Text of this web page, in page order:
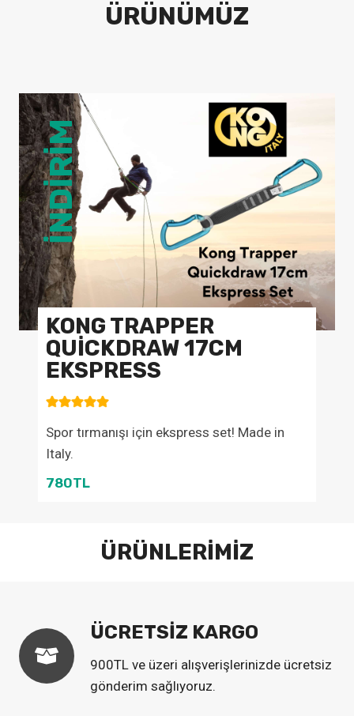
ÜRÜNÜMÜZ
İNDİRİM
KONG TRAPPER
QUICKDRAW 17CM
EKSPRESS
Spor tırmanışı için ekspress set! Made in
Italy.
780TL
ÜRÜNLERİMİZ
ÜCRETSİZ KARGO
900TL ve üzeri alışverişlerinizde ücretsiz
gönderim sağlıyoruz.